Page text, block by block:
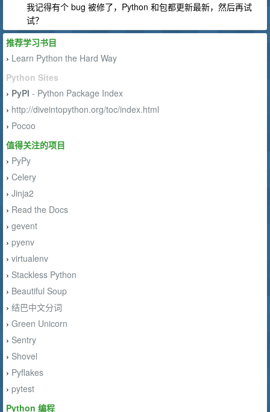
我记得有个 bug 被修了，Python 和包都更新最新，然后再试
试？
推荐学习书目
› Learn Python the Hard Way
Python Sites
› PyPI - Python Package Index
› http://diveintopython.org/toc/index.html
› Pocoo
值得关注的项目
› PyPy
› Celery
› Jinja2
› Read the Docs
› gevent
› pyenv
› virtualenv
› Stackless Python
› Beautiful Soup
› 结巴中文分词
› Green Unicorn
› Sentry
› Shovel
› Pyflakes
› pytest
Python 编程